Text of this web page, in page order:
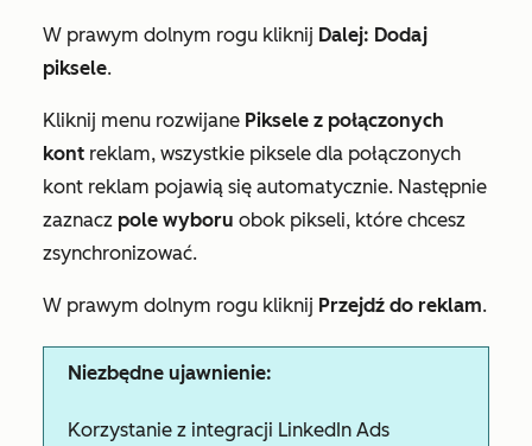
W prawym dolnym rogu kliknij Dalej: Dodaj
piksele.
Kliknij menu rozwijane Piksele z połączonych
kont reklam, wszystkie piksele dla połączonych
kont reklam pojawią się automatycznie. Następnie
zaznacz pole wyboru obok pikseli, które chcesz
zsynchronizować.
W prawym dolnym rogu kliknij Przejdź do reklam.
Niezbędne ujawnienie:
Korzystanie z integracji LinkedIn Ads